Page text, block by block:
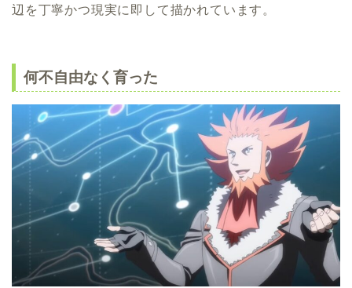
辺を丁寧かつ現実に即して描かれています。
何不自由なく育った